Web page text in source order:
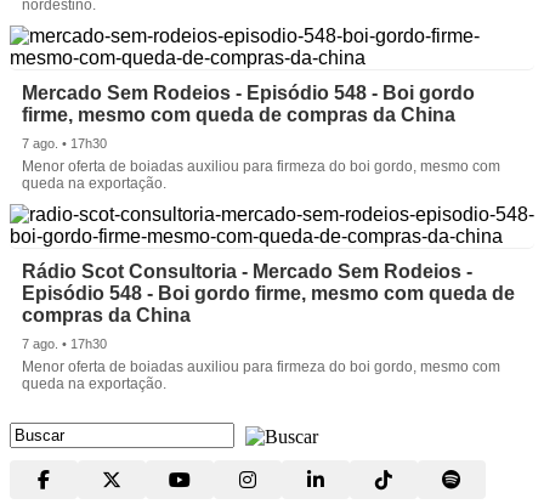
nordestino.
Mercado Sem Rodeios - Episódio 548 - Boi gordo
firme, mesmo com queda de compras da China
7 ago. • 17h30
Menor oferta de boiadas auxiliou para firmeza do boi gordo, mesmo com
queda na exportação.
Rádio Scot Consultoria - Mercado Sem Rodeios -
Episódio 548 - Boi gordo firme, mesmo com queda de
compras da China
7 ago. • 17h30
Menor oferta de boiadas auxiliou para firmeza do boi gordo, mesmo com
queda na exportação.